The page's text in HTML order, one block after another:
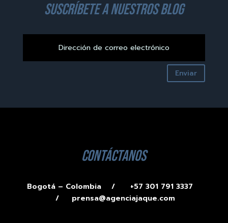
suscríbete a nuestros blog
Enviar
contáctanos
Bogotá – Colombia /
+57 301 791 3337
/ prensa@agenciajaque.com